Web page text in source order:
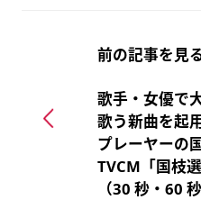
前の記事を見
歌手・女優で
歌う新曲を起
プレーヤーの
TVCM「国枝
（30 秒・60 秒